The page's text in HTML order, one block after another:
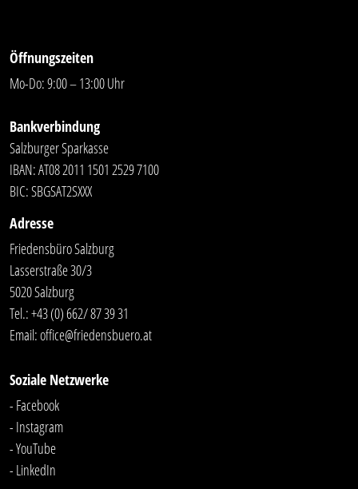
Öffnungszeiten
Mo-Do: 9:00 – 13:00 Uhr
Bankverbindung
Salzburger Sparkasse
IBAN: AT08 2011 1501 2529 7100
BIC: SBGSAT2SXXX
Adresse
Friedensbüro Salzburg
Lasserstraße 30/3
5020 Salzburg
Tel.:+43 (0) 662/ 87 39 31
Email:office@friedensbuero.at
Soziale Netzwerke
- Facebook
- Instagram
- YouTube
- LinkedIn